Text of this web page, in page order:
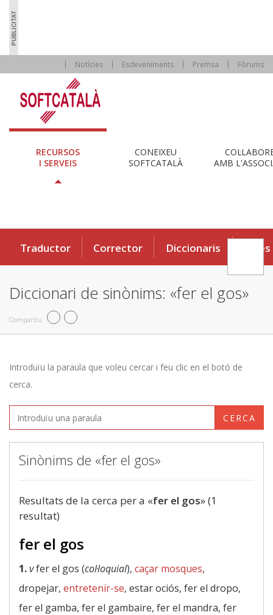
Notícies Esdeveniments Premsa Fòrums
RECURSOS
I SERVEIS
CONEIXEU
SOFTCATALÀ
AMB
Traductor Corrector Diccionaris Eines
Diccionari de sinònims: «fer el gos»
Compartiu
Introduïu la paraula que voleu cercar i feu clic en el botó de
cerca.
CERCA
Sinònims de «fer el gos»
Resultats de la cerca per a «fer el gos» (1
resultat)
fer el gos
1.vfer el gos (col·loquial), caçar mosques,
dropejar, entretenir-se, estar ociós, fer el dropo,
fer el gamba, fer el gambaire, fer el mandra, fer